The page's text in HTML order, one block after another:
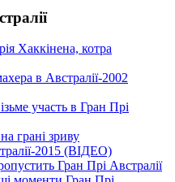
Хаккінена, котра
в Австралії-2002
участь в Гран Прі
грані зриву
2015 (ВІДЕО)
Гран Прі Австралії